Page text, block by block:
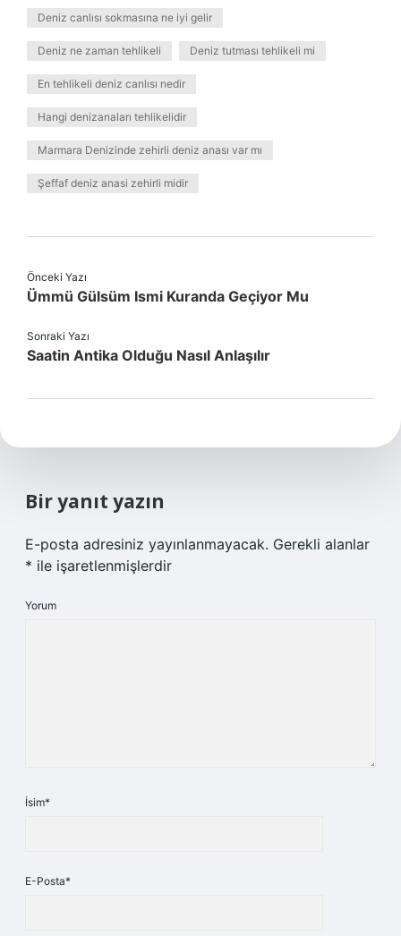
Deniz canlısı sokmasına ne iyi gelir
Deniz ne zaman tehlikeli Deniz tutması tehlikeli mi
En tehlikeli deniz canlısı nedir
Hangi denizanaları tehlikelidir
Marmara Denizinde zehirli deniz anası var mı
Şeffaf deniz anasi zehirli midir
Önceki Yazı
Ümmü Gülsüm Ismi Kuranda Geçiyor Mu
Sonraki Yazı
Saatin Antika Olduğu Nasıl Anlaşılır
Bir yanıt yazın
E-posta adresiniz yayınlanmayacak. Gerekli alanlar
* ile işaretlenmişlerdir
Yorum
İsim*
E-Posta*